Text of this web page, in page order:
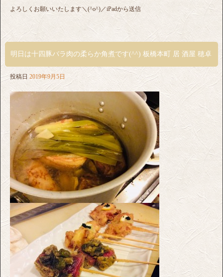
よろしくお願いいたします＼(^o^)／iPadから送信
明日は十四豚バラ肉の柔らか角煮です(^^) 板橋本町 居 酒屋 穂卓
投稿日 2019年9月5日